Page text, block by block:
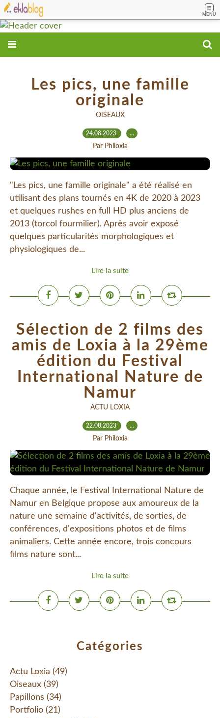
MENU
Les pics, une famille
originale
OISEAUX
24.08.2023 …
Par Philoxia
"Les pics, une famille originale" a été réalisé en
utilisant des plans tournés en 4K de 2020 à 2023
et quelques rushes en full HD plus anciens de
2013 (torcol fourmilier). Après avoir exposé
quelques particularités morphologiques et
physiologiques de...
Lire la suite
Sélection de 2 films des
amis de Loxia à la 29ème
édition du Festival
International Nature de
Namur
ACTU LOXIA
22.08.2023 …
Par Philoxia
Chaque année, le Festival International Nature de
Namur en Belgique propose aux amoureux de la
nature une semaine d'activités, de sorties, de
conférences, d'expositions photos et de films
animaliers. Cette année encore, trois concours
films nature sont...
Lire la suite
Catégories
Actu Loxia (49)
Oiseaux (39)
Papillons (34)
Portfolio (21)